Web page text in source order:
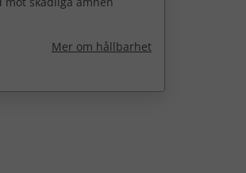
Mer om hållbarhet